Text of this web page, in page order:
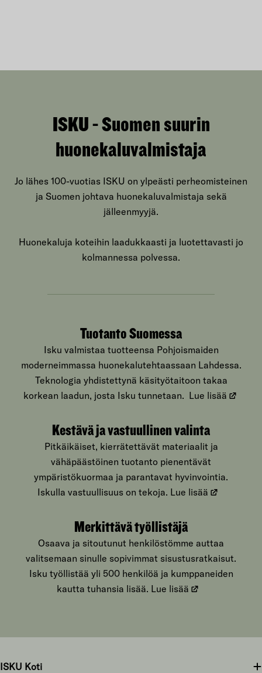
ISKU - Suomen suurin
huonekaluvalmistaja
Jo lähes 100-vuotias ISKU on ylpeästi perheomisteinen
ja Suomen johtava huonekaluvalmistaja sekä
jälleenmyyjä.
Huonekaluja koteihin laadukkaasti ja luotettavasti jo
kolmannessa polvessa.
Tuotanto Suomessa
Isku valmistaa tuotteensa Pohjoismaiden
moderneimmassa huonekalutehtaassaan Lahdessa.
Teknologia yhdistettynä käsityötaitoon takaa
korkean laadun, josta Isku tunnetaan. Lue lisää
Kestävä ja vastuullinen valinta
Pitkäikäiset, kierrätettävät materiaalit ja
vähäpäästöinen tuotanto pienentävät
ympäristökuormaa ja parantavat hyvinvointia.
Iskulla vastuullisuus on tekoja. Lue lisää
Merkittävä työllistäjä
Osaava ja sitoutunut henkilöstömme auttaa
valitsemaan sinulle sopivimmat sisustusratkaisut.
Isku työllistää yli 500 henkilöä ja kumppaneiden
kautta tuhansia lisää. Lue lisää
ISKU Koti